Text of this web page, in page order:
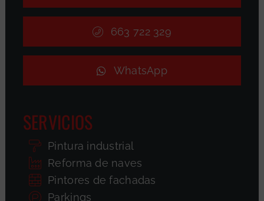
663 722 329
WhatsApp
SERVICIOS
Pintura industrial
Reforma de naves
Pintores de fachadas
Parkings